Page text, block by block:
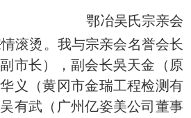
鄂冶吴氏宗亲会
滚烫。我与宗亲会名誉会长
市长），副会长吳天金（原
义（黄冈市金瑞工程检测有
吴有武（广州亿姿美公司董事